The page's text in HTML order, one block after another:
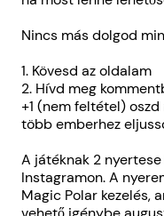
Nincs más dolgod
1. Kövesd az oldalam
2. Hívd meg
+1 (nem feltétel)
több emberhez
A játéknak 2 nyertese
Instagramon. A
Magic Polar kezelés,